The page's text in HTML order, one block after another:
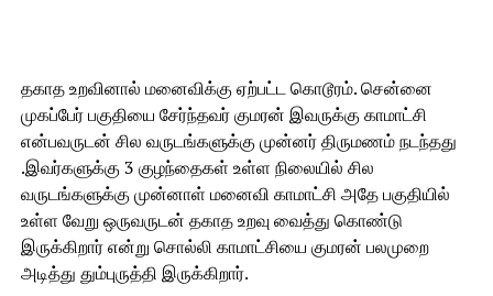
தகாத உறவினால் மனைவிக்கு ஏற்பட்ட கொடூரம். சென்னை
முகப்பேர் பகுதியை சேர்ந்தவர் குமரன் இவருக்கு காமாட்சி
என்பவருடன் சில வருடங்களுக்கு முன்னர் திருமணம் நடந்தது
.இவர்களுக்கு 3 குழந்தைகள் உள்ள நிலையில் சில
வருடங்களுக்கு முன்னாள் மனைவி காமாட்சி அதே பகுதியில்
உள்ள வேறு ஒருவருடன் தகாத உறவு வைத்து கொண்டு
இருக்கிறார் என்று சொல்லி காமாட்சியை குமரன் பலமுறை
அடித்து தும்புருத்தி இருக்கிறார்.